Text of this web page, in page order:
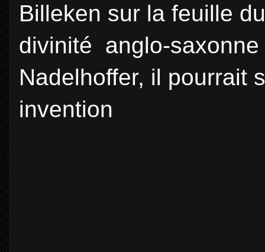
Billeken sur la feuille
divinité anglo-
Nadelhoffer, il pourrait
invention